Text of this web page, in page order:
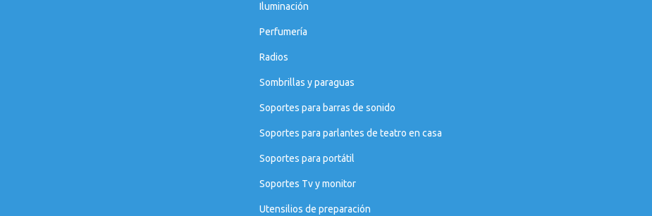
Iluminación
Perfumería
Radios
Sombrillas y paraguas
Soportes para barras de sonido
Soportes para parlantes de teatro en casa
Soportes para portátil
Soportes Tv y monitor
Utensilios de preparación